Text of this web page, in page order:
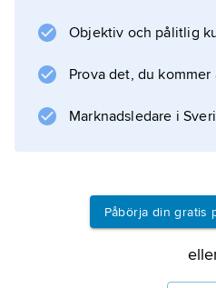
Objektiv och pålitlig
Prova det, du
Marknadsledare i
Påbörja din gratis